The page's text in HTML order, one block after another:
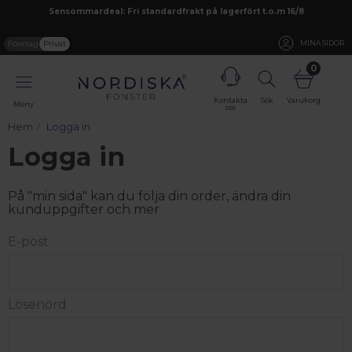
Sensommardeal: Fri standardfrakt på lagerfört t.o.m 16/8
Företag Privat MINA SIDOR
Meny
Kontakta
oss
Sök
0
Varukorg
Hem Logga in
Logga in
På "min sida" kan du följa din order, ändra din
kunduppgifter och mer
E-post
Lösenord